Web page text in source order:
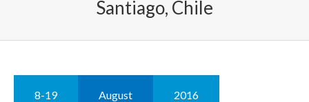
Santiago, Chile
8-19 August 2016